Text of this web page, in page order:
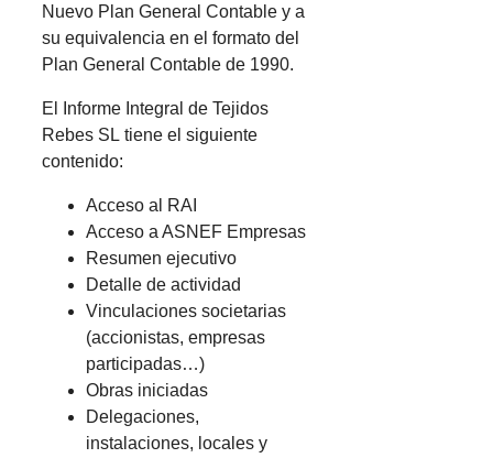
Nuevo Plan General Contable y a
su equivalencia en el formato del
Plan General Contable de 1990.
El Informe Integral de Tejidos
Rebes SL tiene el siguiente
contenido:
Acceso al RAI
Acceso a ASNEF Empresas
Resumen ejecutivo
Detalle de actividad
Vinculaciones societarias
(accionistas, empresas
participadas…)
Obras iniciadas
Delegaciones,
instalaciones, locales y